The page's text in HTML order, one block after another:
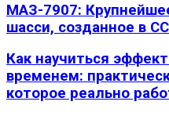
МАЗ-7907:
шасси, созданное в
Как научиться
временем:
которое реально